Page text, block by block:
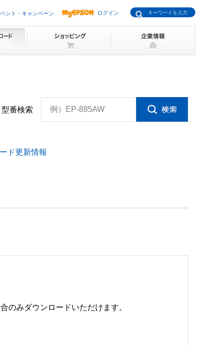
ント・キャンペーン ログイン
型番検索 例）EP-885AW
ド更新情報
のみダウンロードいただけます。